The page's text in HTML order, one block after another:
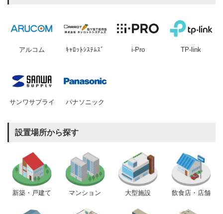
アルコム ｷｬﾛｯﾄｼｽﾃﾑｽﾞ i-Pro TP-link
サンワサプライ パナソニック
設置場所から探す
新築・戸建て マンション 大型施設 飲食店・店舗